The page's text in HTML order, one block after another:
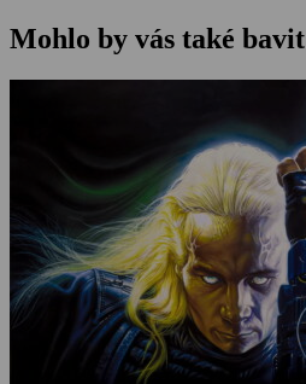
Mohlo by vás také bavit